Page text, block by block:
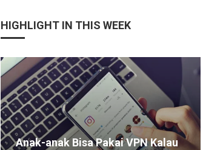
HIGHLIGHT IN THIS WEEK
Anak-anak Bisa Pakai VPN Kalau